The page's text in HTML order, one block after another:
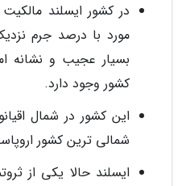
در کشور ایسلند
مورد با درصد جرم
بسیار عجیب و نشانه
کشور وجود دارد.
این کشور در شمال
شمالی ترین کشور
ایسلند حالا یکی از